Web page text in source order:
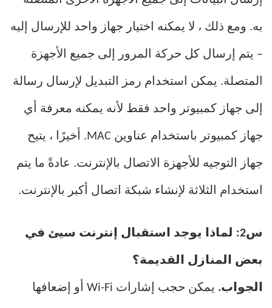
به. ومع ذلك ، لا يمكنه اختيار جهاز واحد للإرسال إليه
– يتم إرسال كل حركة المرور إلى جميع الأجهزة
المتصلة. يمكن استخدام رمز التبديل لإرسال رسالة
إلى جهاز كمبيوتر واحد فقط لأنه يمكنه معرفة أي
جهاز كمبيوتر باستخدام عناوين MAC. أخيرًا ، يتيح
جهاز التوجيه للأجهزة الاتصال بالإنترنت. عادةً ما يتم
استخدام الثلاثة لإنشاء شبكة اتصال أكبر بالإنترنت.
س2: لماذا يوجد استقبال إنترنت سيئ في
بعض المنازل القديمة؟
الجواب. يمكن حجب إشارات Wi-Fi أو إضعافها